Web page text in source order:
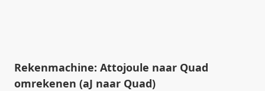
Rekenmachine: Attojoule naar Quad
omrekenen (aJ naar Quad)